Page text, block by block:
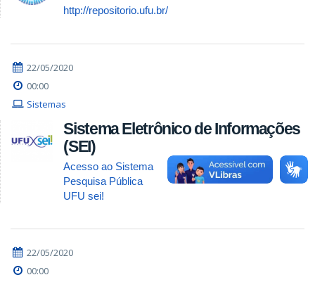
http://repositorio.ufu.br/
22/05/2020
00:00
Sistemas
Sistema Eletrônico de Informações
(SEI)
Acesso ao Sistema
Pesquisa Pública
UFU sei!
22/05/2020
00:00